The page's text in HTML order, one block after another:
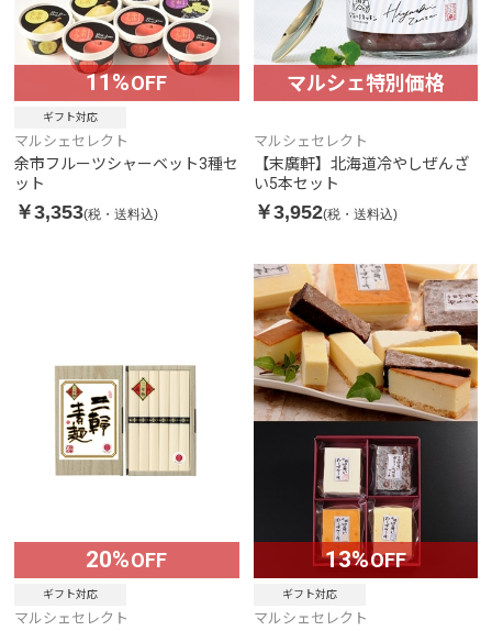
11%OFF
ギフト対応
マルシェセレクト
余市フルーツシャーベット3種セ
ット
￥3,353(税・送料込)
マルシェ特別価格
マルシェセレクト
【末廣軒】北海道冷やしぜんざ
い5本セット
￥3,952(税・送料込)
20%OFF
ギフト対応
マルシェセレクト
13%OFF
ギフト対応
マルシェセレクト